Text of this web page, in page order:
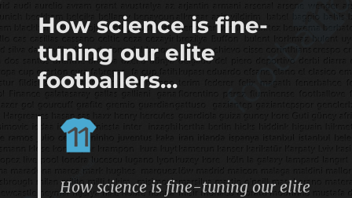
How science is fine-
tuning our elite
footballers…
How science is fine-tuning our elite